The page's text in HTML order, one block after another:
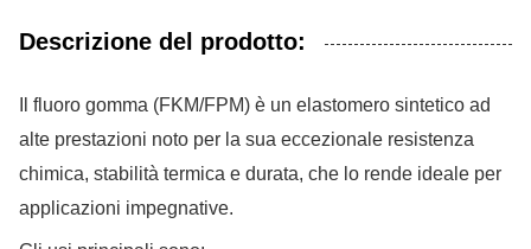
Descrizione del prodotto:
Il fluoro gomma (FKM/FPM) è un elastomero sintetico ad
alte prestazioni noto per la sua eccezionale resistenza
chimica, stabilità termica e durata, che lo rende ideale per
applicazioni impegnative.